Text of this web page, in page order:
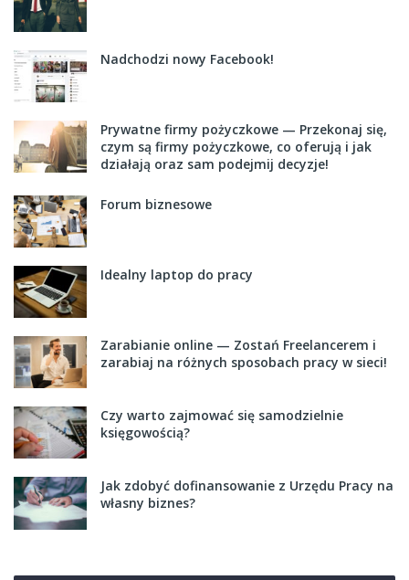
Nadchodzi nowy Facebook!
Prywatne firmy pożyczkowe — Przekonaj się,
czym są firmy pożyczkowe, co oferują i jak
działają oraz sam podejmij decyzje!
Forum biznesowe
Idealny laptop do pracy
Zarabianie online — Zostań Freelancerem i
zarabiaj na różnych sposobach pracy w sieci!
Czy warto zajmować się samodzielnie
księgowością?
Jak zdobyć dofinansowanie z Urzędu Pracy na
własny biznes?